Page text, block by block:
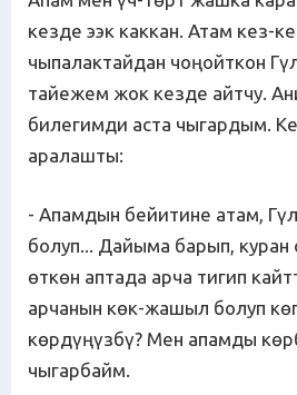
кезде ээк каккан. Атам кез-
чыпалактайдан чоңойткон
тайежем жок кезде айтчу.
билегимди аста чыгардым.
аралашты:
- Апамдын бейитине атам,
болуп... Дайыма барып, куран
өткөн аптада арча тигип
арчанын көк-жашыл болуп
көрдүңүзбү? Мен апамды
чыгарбайм.